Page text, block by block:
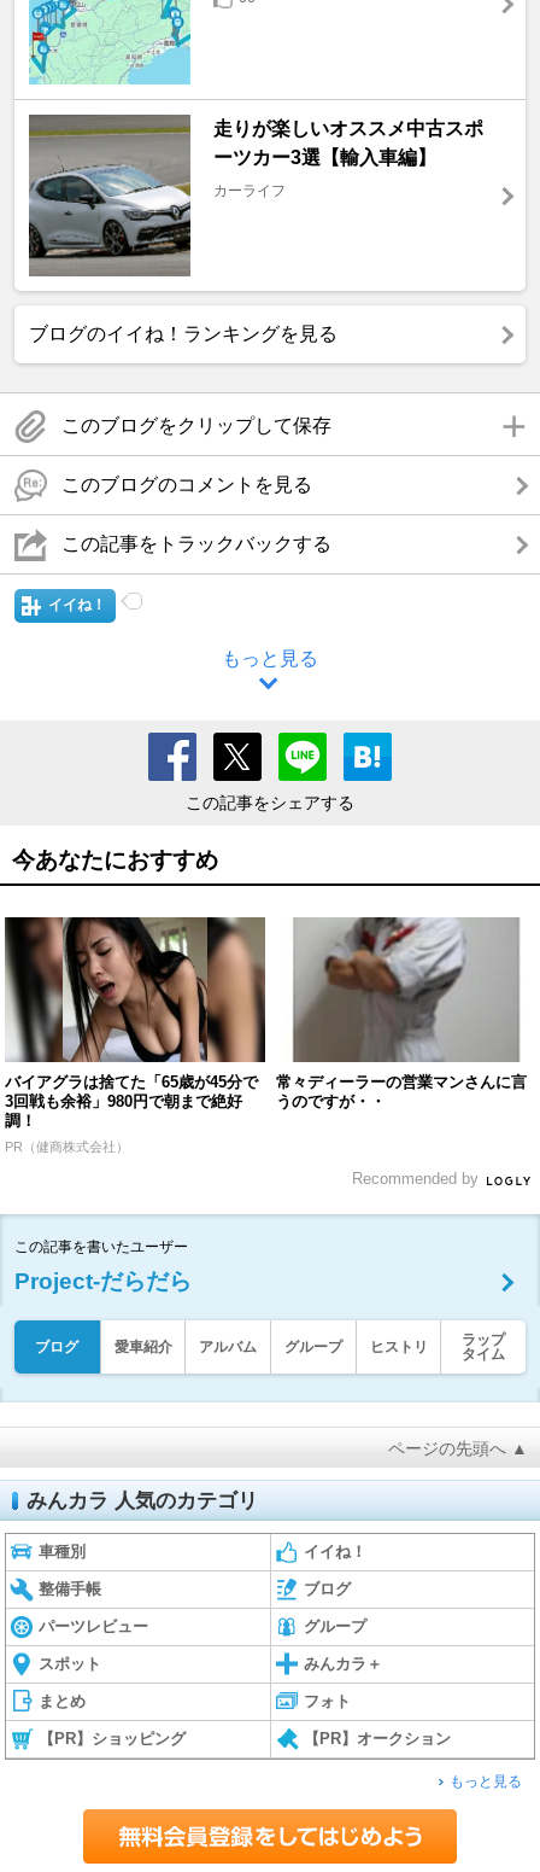
走りが楽しいオススメ中古スポ
ーツカー3選【輸入車編】
カーライフ
ブログのイイね！ランキングを見る
このブログをクリップして保存
このブログのコメントを見る
この記事をトラックバックする
イイね！
もっと見る
この記事をシェアする
今あなたにおすすめ
バイアグラは捨てた「65歳が45分で
3回戦も余裕」980円で朝まで絶好
調！
PR（健商株式会社）
常々ディーラーの営業マンさんに言
うのですが・・
Recommended by
この記事を書いたユーザー
Project-だらだら
ブログ 愛車紹介 アルバム グループ ヒストリ
ラップ
タイム
ページの先頭へ ▲
みんカラ 人気のカテゴリ
車種別 イイね！
整備手帳 ブログ
パーツレビュー グループ
スポット みんカラ＋
まとめ フォト
【PR】ショッピング 【PR】オークション
もっと見る